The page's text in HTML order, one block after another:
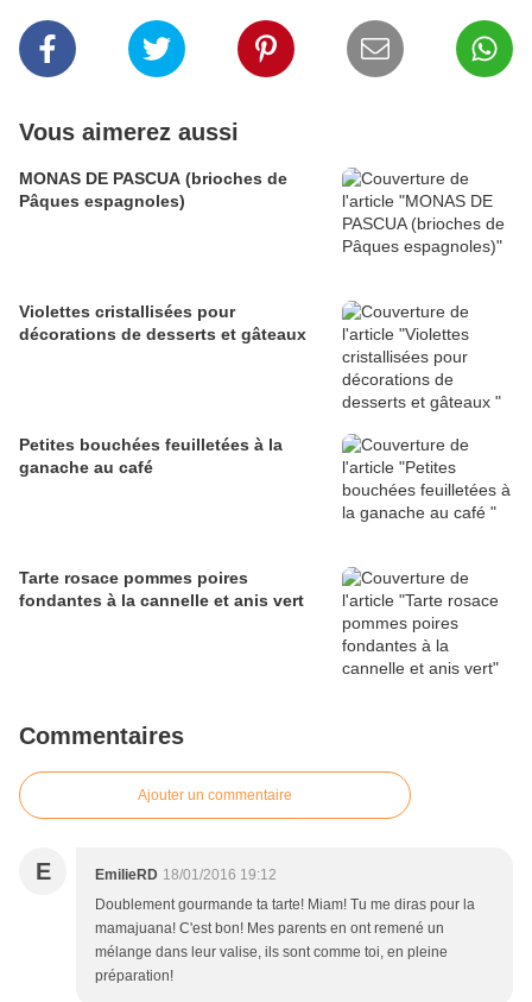
Vous aimerez aussi
MONAS DE PASCUA (brioches de
Pâques espagnoles)
Violettes cristallisées pour
décorations de desserts et gâteaux
Petites bouchées feuilletées à la
ganache au café
Tarte rosace pommes poires
fondantes à la cannelle et anis vert
Commentaires
Ajouter un commentaire
E EmilieRD 18/01/2016 19:12
Doublement gourmande ta tarte! Miam! Tu me diras pour la
mamajuana! C'est bon! Mes parents en ont remené un
mélange dans leur valise, ils sont comme toi, en pleine
préparation!